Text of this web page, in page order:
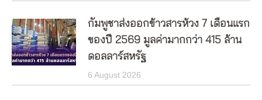
กัมพูชาส่งออกข้าวสารห้วง 7 เดือนแรก
ของปี 2569 มูลค่ามากกว่า 415 ล้าน
ดอลลาร์สหรัฐ
6 August 2026